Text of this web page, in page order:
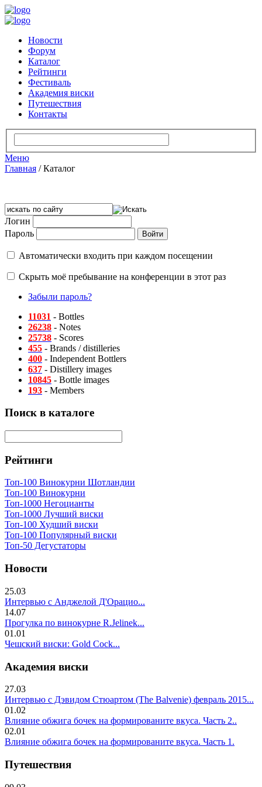
Новости
Форум
Каталог
Рейтинги
Фестиваль
Академия виски
Путешествия
Контакты
Меню
Главная /Каталог
Логин
Пароль
Автоматически входить при каждом посещении
Скрыть моё пребывание на конференции в этот раз
Забыли пароль?
11031 - Bottles
26238 - Notes
25738 - Scores
455 - Brands / distilleries
400 - Independent Bottlers
637 - Distillery images
10845 - Bottle images
193 - Members
Поиск в каталоге
Рейтинги
Топ-100 Винокурни Шотландии
Топ-100 Винокурни
Топ-1000 Негоцианты
Топ-1000 Лучший виски
Топ-100 Худший виски
Топ-100 Популярный виски
Топ-50 Дегустаторы
Новости
25.03
Интервью с Анджелой Д'Орацио...
14.07
Прогулка по винокурне R.Jelinek...
01.01
Чешский виски: Gold Cock...
Академия виски
27.03
Интервью с Дэвидом Стюартом (The Balvenie) февраль 2015...
01.02
Влияние обжига бочек на формированите вкуса. Часть 2..
02.01
Влияние обжига бочек на формированите вкуса. Часть 1.
Путешествия